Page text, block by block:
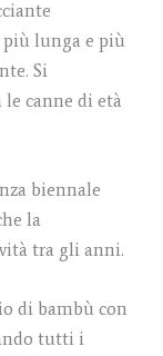
più lunga e più
Si
canne di età
biennale
la
tra gli anni.
di bambù con
tutti i